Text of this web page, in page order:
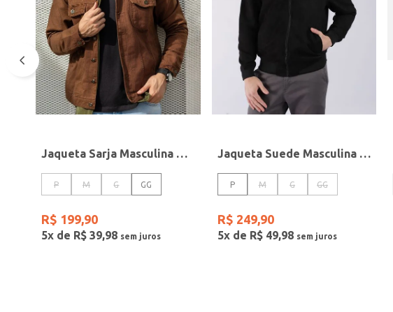
Jaqueta Sarja Masculina MARROM
P M G GG
R$ 199,90
5x de R$ 39,98
Jaqueta Suede Masculina PRETO
P M G GG
R$ 249,90
5x de R$ 49,98